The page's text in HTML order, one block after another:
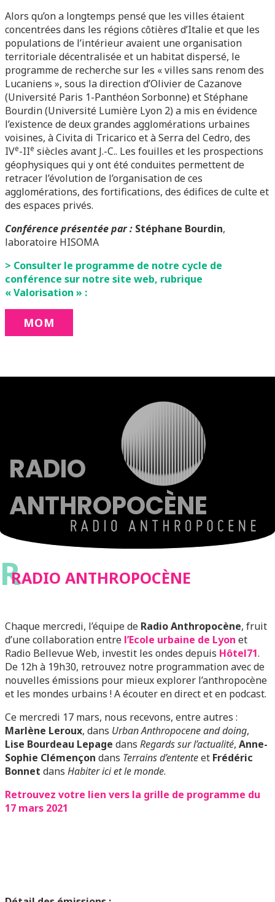
Alors qu’on a longtemps pensé que les villes étaient
concentrées dans les régions côtières d’Italie et que les
populations de l’intérieur avaient une organisation
territoriale décentralisée et un habitat dispersé, le
programme de recherche sur les « villes sans renom des
Lucaniens », sous la direction d’Olivier de Cazanove
(Université Paris 1-Panthéon Sorbonne) et Stéphane
Bourdin (Université Lumière Lyon 2) a mis en évidence
l’existence de deux grandes agglomérations urbaines
voisines, à Civita di Tricarico et à Serra del Cedro, des
IVe-IIe siècles avant J.-C.. Les fouilles et les prospections
géophysiques qui y ont été conduites permettent de
retracer l’évolution de l’organisation de ces
agglomérations, des fortifications, des édifices de culte et
des espaces privés.
Conférence présentée par : Stéphane Bourdin,
laboratoire HISOMA
> Consulter le programme de notre cycle de
conférence sur notre site web, rubrique
« Valorisation » :
MOM
RADIO
ANTHROPOCÈNE
RRADIO ANTHROPOCÈNE
Chaque mercredi, l’équipe de Radio Anthropocène, fruit
d’une collaboration entre l’Ecole urbaine de Lyon et
Radio Bellevue Web, investit les ondes depuis Hôtel71.
De 12h à 19h30, retrouvez notre programmation avec de
nouvelles émissions pour mieux explorer l’anthropocène
et les mondes urbains ! A écouter en direct et en podcast.
Ce mercredi 17 mars, nous recevons, entre autres :
Marlène Leroux, dans Urban Anthropocene and doing,
Lise Bourdeau Lepage dans Regards sur l’actualité, Anne-
Sophie Clémençon dans Terrains d’ententeet Frédéric
Bonnet dans Habiter ici et le monde.
Retrouvez votre lien vers la grille de programme du
17 mars 2021